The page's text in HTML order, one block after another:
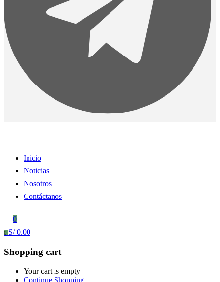
Inicio
Noticias
Nosotros
Contáctanos
0
0 S/0.00
Shopping cart
Your cart is empty
Continue Shopping